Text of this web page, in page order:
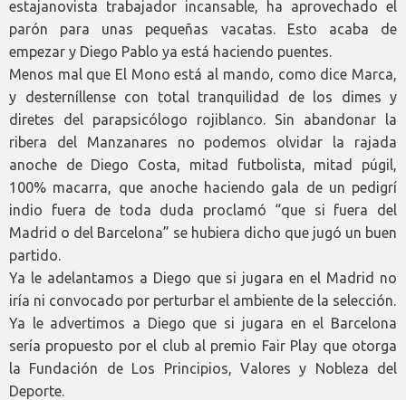
estajanovista trabajador incansable, ha aprovechado el
parón para unas pequeñas vacatas. Esto acaba de
empezar y Diego Pablo ya está haciendo puentes.
Menos mal que El Mono está al mando, como dice Marca,
y desterníllense con total tranquilidad de los dimes y
diretes del parapsicólogo rojiblanco. Sin abandonar la
ribera del Manzanares no podemos olvidar la rajada
anoche de Diego Costa, mitad futbolista, mitad púgil,
100% macarra, que anoche haciendo gala de un pedigrí
indio fuera de toda duda proclamó “que si fuera del
Madrid o del Barcelona” se hubiera dicho que jugó un buen
partido.
Ya le adelantamos a Diego que si jugara en el Madrid no
iría ni convocado por perturbar el ambiente de la selección.
Ya le advertimos a Diego que si jugara en el Barcelona
sería propuesto por el club al premio Fair Play que otorga
la Fundación de Los Principios, Valores y Nobleza del
Deporte.